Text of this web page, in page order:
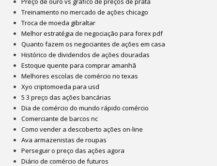
Treinamento no mercado de ações chicago
Troca de moeda gibraltar
Melhor estratégia de negociação para forex pdf
Quanto fazem os negociantes de ações em casa
Histórico de dividendos de ações douradas
Estoque quente para comprar amanhã
Melhores escolas de comércio no texas
Xyo criptomoeda para usd
5 3 preço das ações bancárias
Dia de comércio do mundo rápido comércio
Comerciante de barcos nc
Como vender a descoberto ações on-line
Ava armazenistas de roupas
Perseguir o preço das ações agora
Diário de comércio de futuros